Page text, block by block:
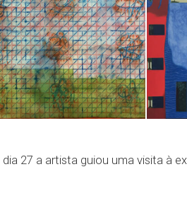
27 a artista guiou uma visita à